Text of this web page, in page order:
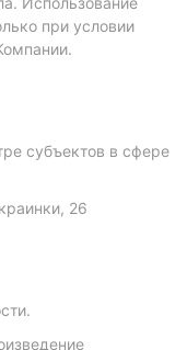
при условии
субъектов в сфере
26